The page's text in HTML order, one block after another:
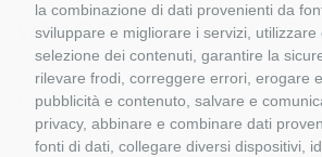
la combinazione di dati provenienti da
sviluppare e migliorare i servizi,
selezione dei contenuti, garantire la
rilevare frodi, correggere errori, erogare
pubblicità e contenuto, salvare e
privacy, abbinare e combinare dati
fonti di dati, collegare diversi dispositivi,
Volvo FH04 Globetrotter 4x2
SCALA 1:5O TEKNO 62344
Volvo FH04 Globetrotter 4x2
SCALA 1:5O TEKNO 62344